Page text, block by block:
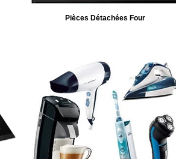
Pièces Détachées Four